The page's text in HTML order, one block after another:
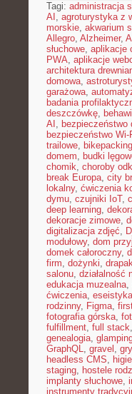
Tagi: administracja
AI , agroturystyka z
morskie, akwarium
Allegro, Alzheimer,
słuchowe, aplikacje
PWA, aplikacje
architektura
domowa,
garażowa,
badania
deszczówkę,
AI , bezpieczeństwo
bezpieczeństwo Wi-
trailowe, bikepacking
domem, budki
chomik, choroby
break Europa, city
lokalny, ćwiczenia
dymu, czujniki IoT,
deep learning,
dekoracje zimowe,
digitalizacja zdjęć,
modułowy, dom
domek całoroczny,
firm, dożynki,
salonu, działalność
edukacja muzealna,
ćwiczenia, eseistyka
rodzinny, Figma,
fotografia górska,
fulfillment, full stack,
genealogia,
GraphQL, gravel ,
headless CMS,
staging, hostele
implanty słuchowe,
instrumenty